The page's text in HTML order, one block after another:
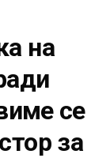
на
се
за